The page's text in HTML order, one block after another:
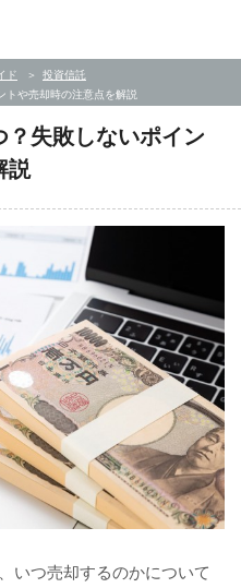
ド
投資信託
トや売却時の注意点を解説
失敗しないポイン
説
いつ売却するのかについて